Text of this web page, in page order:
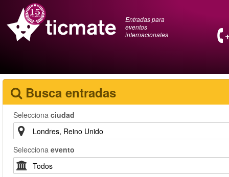
Entradas para
eventos
internacionales
Busca entradas
Selecciona ciudad
Selecciona evento